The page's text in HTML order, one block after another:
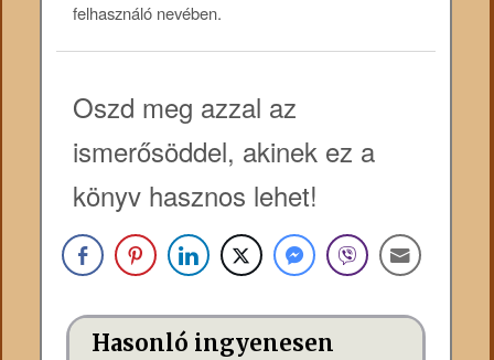
felhasználó nevében.
Oszd meg azzal az
ismerősöddel, akinek ez a
könyv hasznos lehet!
Hasonló ingyenesen